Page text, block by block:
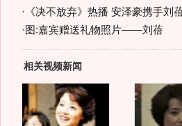
· 《决不放弃》热播 安泽豪携手刘
· 图:嘉宾赠送礼物照片——刘蓓
相关视频新闻